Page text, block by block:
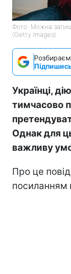
Фото: Можна
(Getty Images)
Українці,
тимчасово
Однак для
важливу
Про це
посиланням